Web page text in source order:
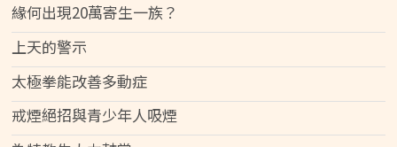
緣何出現20萬寄生一族？
上天的警示
太極拳能改善多動症
戒煙絕招與青少年人吸煙